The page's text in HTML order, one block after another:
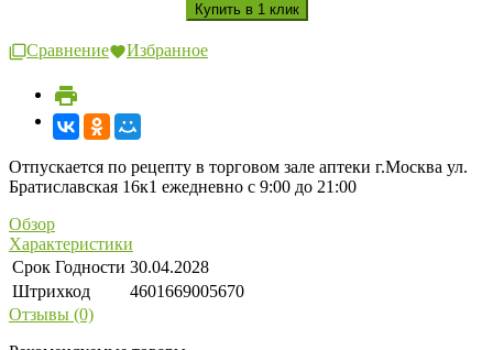
Сравнение Избранное
Отпускается по рецепту в торговом зале аптеки г.Москва ул.
Братиславская 16к1 ежедневно с 9:00 до 21:00
Обзор
Характеристики
Срок Годности 30.04.2028
Штрихкод
4601669005670
Отзывы (0)